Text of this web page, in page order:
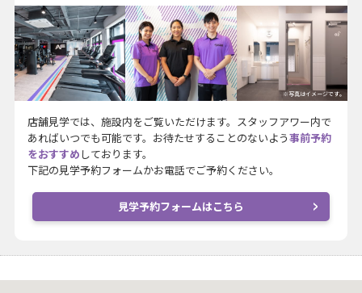
※写真はイメージです。
店舗見学では、施設内をご覧いただけます。スタッフアワー内で
あればいつでも可能です。お待たせすることのないよう事前予約
をおすすめ しております。
下記の見学予約フォームかお電話でご予約ください。
見学予約フォームはこちら